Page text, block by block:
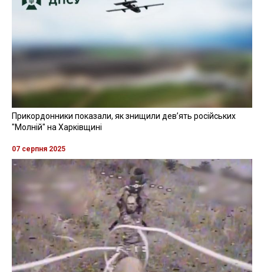
Прикордонники показали, як знищили девʼять російських
"Молній" на Харківщині
07 серпня 2025